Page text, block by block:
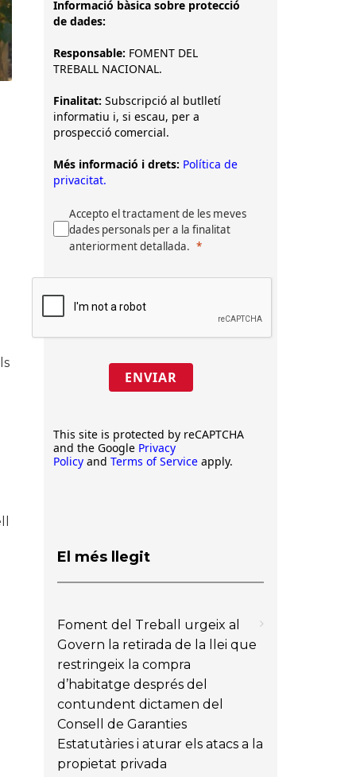
Informació bàsica sobre protecció
de dades:
Responsable: FOMENT DEL
TREBALL NACIONAL.
Finalitat: Subscripció al butlletí
informatiu i, si escau, per a
prospecció comercial.
Més informació i drets: Política de
privacitat.
Accepto el tractament de les meves
dades personals per a la finalitat
anteriorment detallada.
ENVIAR
This site is protected by reCAPTCHA
and the Google Privacy
Policy and Terms of Service apply.
El més llegit
Foment del Treball urgeix al
Govern la retirada de la llei que
restringeix la compra
d’habitatge després del
contundent dictamen del
Consell de Garanties
Estatutàries i aturar els atacs a la
propietat privada